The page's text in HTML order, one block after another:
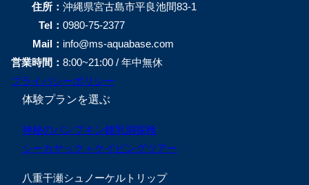
住所： 沖縄県宮古島市平良池間83-1
Tel： 0980-75-2377
Mail： info@ms-aquabase.com
営業時間： 8:00~21:00 / 年中無休
プライバシーポリシー
体験プランを選ぶ
神秘のパンプキン鍾乳洞探検
シーカヤック＋ケイビングツアー
八重干瀬シュノーケルトリップ